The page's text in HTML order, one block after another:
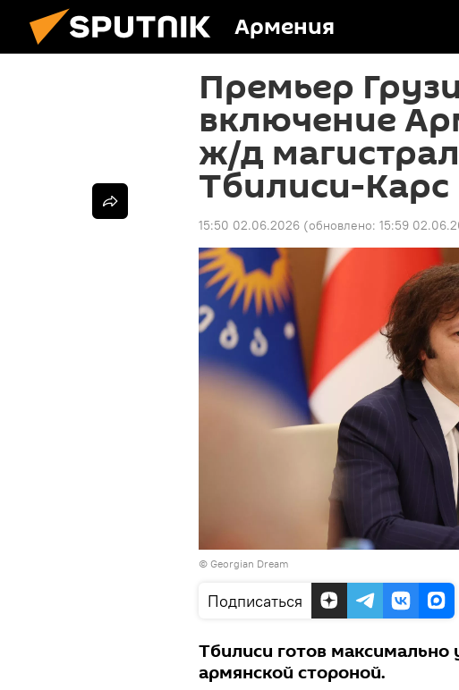
Армения
Премьер
включение
ж/д
Тбилиси-Карс
15:50 02.06.2026 (обновлено: 15:59
© Georgian Dream
Подписаться
Тбилиси готов максимально
армянской стороной.